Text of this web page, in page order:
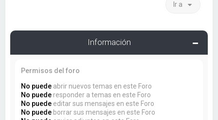
Ir a
Información
Permisos del foro
No puede abrir nuevos temas en este Foro
No puede responder a temas en este Foro
No puede editar sus mensajes en este Foro
No puede borrar sus mensajes en este Foro